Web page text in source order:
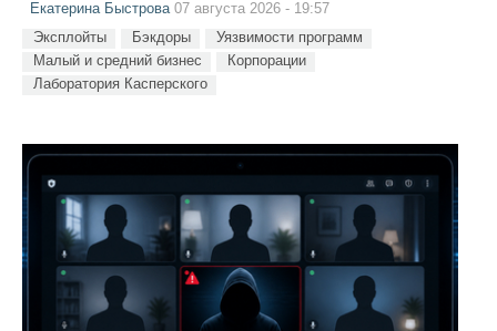
Екатерина Быстрова07 августа 2026 - 19:57
Эксплойты Бэкдоры
Уязвимости программ
Малый и средний бизнес
Корпорации
Лаборатория Касперского